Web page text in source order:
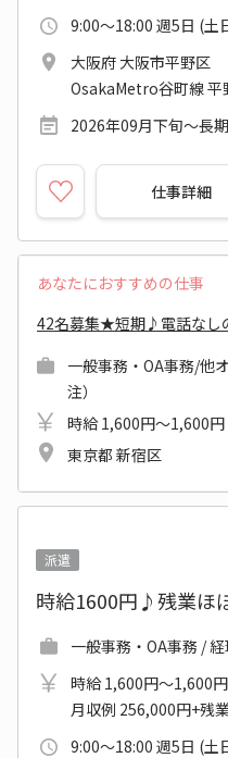
9:00～18:00 週5日 (土
大阪府 大阪市平野区
OsakaMetro谷町線 平
2026年09月下旬～長期
仕事詳細
あなたにおすすめの仕事
42名募集★短期♪電話なし
一般事務・OA事務/他
注）
時給 1,600円～1,600円
東京都 新宿区
派遣
時給1600円♪残業ほ
一般事務・OA事務 /
時給 1,600円～1,600円
月収例 256,000円+残
9:00～18:00 週5日 (土